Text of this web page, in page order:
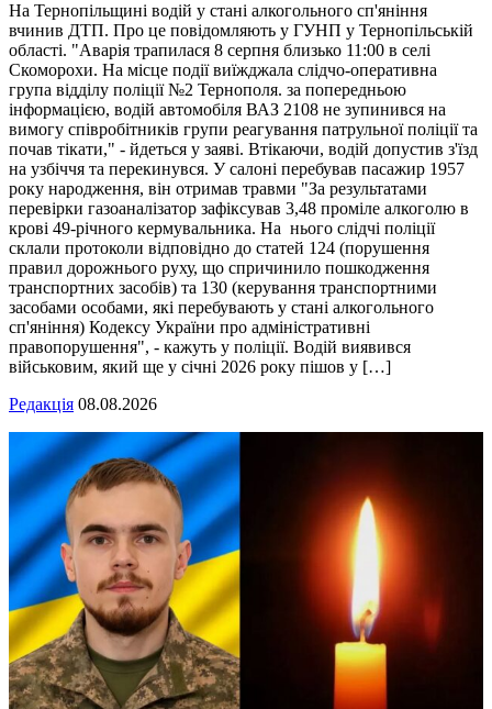
На Тернопільщині водій у стані алкогольного сп'яніння
вчинив ДТП. Про це повідомляють у ГУНП у Тернопільській
області. "Аварія трапилася 8 серпня близько 11:00 в селі
Скоморохи. На місце події виїжджала слідчо-оперативна
група відділу поліції №2 Тернополя. за попередньою
інформацією, водій автомобіля ВАЗ 2108 не зупинився на
вимогу співробітників групи реагування патрульної поліції та
почав тікати," - йдеться у заяві. Втікаючи, водій допустив з'їзд
на узбіччя та перекинувся. У салоні перебував пасажир 1957
року народження, він отримав травми "За результатами
перевірки газоаналізатор зафіксував 3,48 проміле алкоголю в
крові 49-річного кермувальника. На нього слідчі поліції
склали протоколи відповідно до статей 124 (порушення
правил дорожнього руху, що спричинило пошкодження
транспортних засобів) та 130 (керування транспортними
засобами особами, які перебувають у стані алкогольного
сп'яніння) Кодексу України про адміністративні
правопорушення", - кажуть у поліції. Водій виявився
військовим, який ще у січні 2026 року пішов у […]
Редакція 08.08.2026